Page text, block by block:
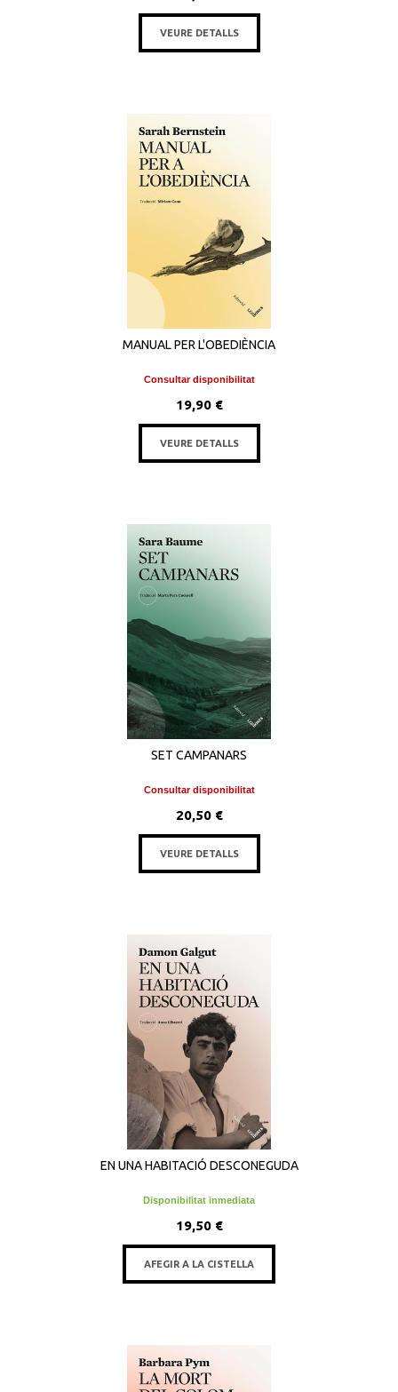
VEURE DETALLS
MANUAL PER L'OBEDIÈNCIA
Consultar disponibilitat
19,90 €
VEURE DETALLS
SET CAMPANARS
Consultar disponibilitat
20,50 €
VEURE DETALLS
EN UNA HABITACIÓ DESCONEGUDA
Disponibilitat inmediata
19,50 €
AFEGIR A LA CISTELLA